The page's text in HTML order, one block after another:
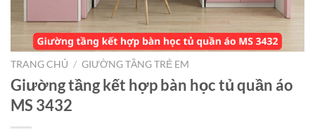
TRANG CHỦ / GIƯỜNG TẦNG TRẺ EM
Giường tầng kết hợp bàn học tủ quần áo
MS 3432